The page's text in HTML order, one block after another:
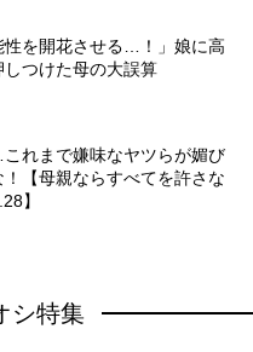
性を開花させる…！」娘に高
つけた母の大誤算
れまで嫌味なヤツらが媚び
【母親ならすべてを許さな
】
シ特集